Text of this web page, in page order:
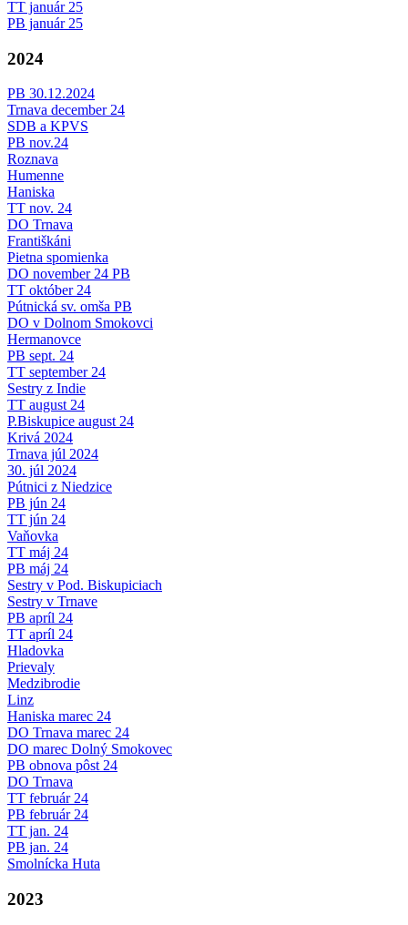
TT január 25
PB január 25
2024
PB 30.12.2024
Trnava december 24
SDB a KPVS
PB nov.24
Roznava
Humenne
Haniska
TT nov. 24
DO Trnava
Františkáni
Pietna spomienka
DO november 24 PB
TT október 24
Pútnická sv. omša PB
DO v Dolnom Smokovci
Hermanovce
PB sept. 24
TT september 24
Sestry z Indie
TT august 24
P.Biskupice august 24
Krivá 2024
Trnava júl 2024
30. júl 2024
Pútnici z Niedzice
PB jún 24
TT jún 24
Vaňovka
TT máj 24
PB máj 24
Sestry v Pod. Biskupiciach
Sestry v Trnave
PB apríl 24
TT apríl 24
Hladovka
Prievaly
Medzibrodie
Linz
Haniska marec 24
DO Trnava marec 24
DO marec Dolný Smokovec
PB obnova pôst 24
DO Trnava
TT február 24
PB február 24
TT jan. 24
PB jan. 24
Smolnícka Huta
2023